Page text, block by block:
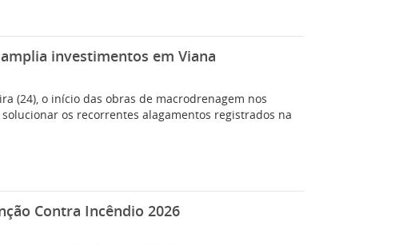
investimentos em Viana
(24), o início das obras de macrodrenagem nos
os recorrentes alagamentos registrados na
Contra Incêndio 2026